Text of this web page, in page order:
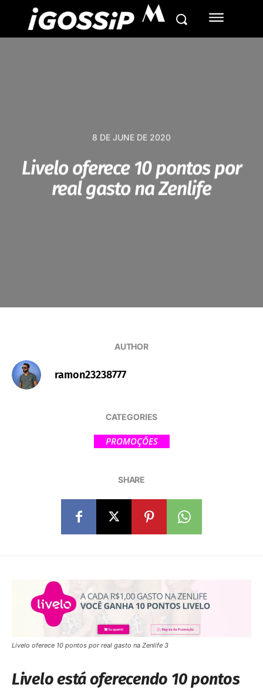
M
8 DE JUNE DE 2020
Livelo oferece 10 pontos por
real gasto na Zenlife
AUTHOR
ramon23238777
CATEGORIES
PROMOÇÕES
SHARE
Livelo oferece 10 pontos por real gasto na Zenlife 3
Livelo está oferecendo 10 pontos